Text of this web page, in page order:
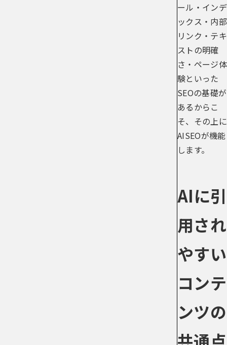
ール・インデ
ックス・内部
リンク・テキ
ストの明確
さ・ページ体
験といった
SEOの基礎が
あるからこ
そ、その上に
AISEOが機能
します。
AIに引
用され
やすい
コンテ
ンツの